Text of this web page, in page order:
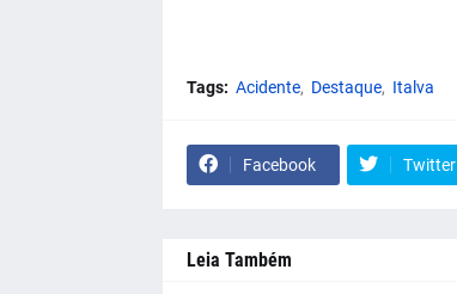
Tags: Acidente Destaque Italva
Facebook Twitter
Leia Também